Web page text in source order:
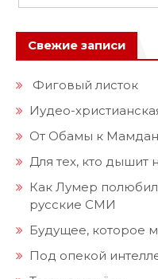
Свежие записи
Фиговый листок
Иудео-
От Обамы к
Для тех, кто дышит
Как Лумер
русские СМИ
Будущее, которое
Под опекой